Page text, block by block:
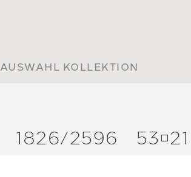
AUSWAHL KOLLEKTION
1826/2596 5321